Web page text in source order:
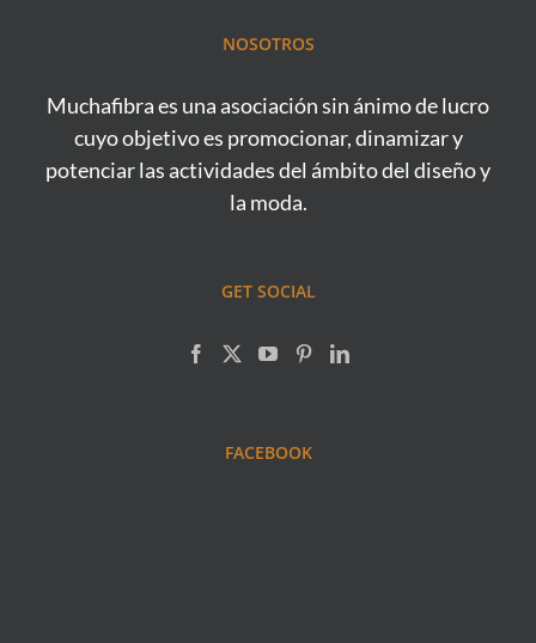
NOSOTROS
Muchafibra es una asociación sin ánimo de lucro
cuyo objetivo es promocionar, dinamizar y
potenciar las actividades del ámbito del diseño y
la moda.
GET SOCIAL
FACEBOOK